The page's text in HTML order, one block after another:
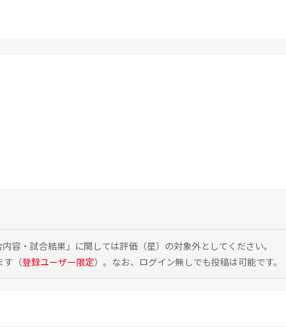
容・試合結果」に関しては評価（星）の対象外としてください。
す（登録ユーザー限定）。なお、ログイン無しでも投稿は可能です。